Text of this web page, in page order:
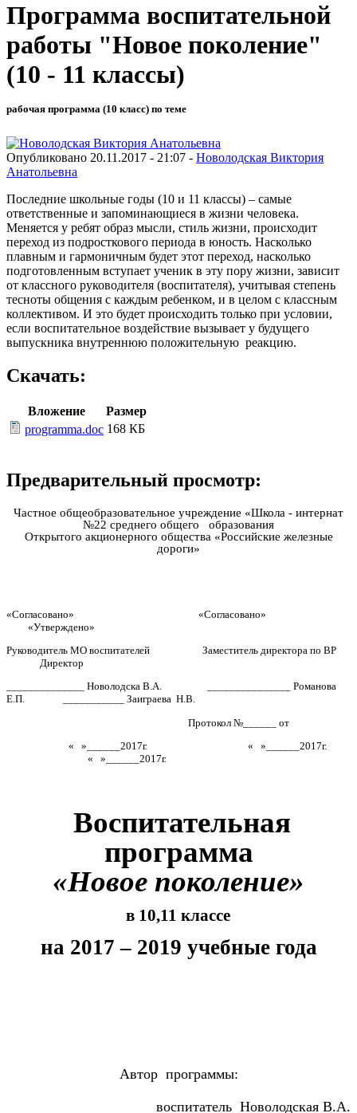
Программа воспитательной
работы "Новое поколение"
(10 - 11 классы)
рабочая программа (10 класс) по теме
Опубликовано 20.11.2017 - 21:07 - Новолодская Виктория
Анатольевна
Последние школьные годы (10 и 11 классы) – самые
ответственные и запоминающиеся в жизни человека.
Меняется у ребят образ мысли, стиль жизни, происходит
переход из подросткового периода в юность. Насколько
плавным и гармоничным будет этот переход, насколько
подготовленным вступает ученик в эту пору жизни, зависит
от классного руководителя (воспитателя), учитывая степень
тесноты общения с каждым ребенком, и в целом с классным
коллективом. И это будет происходить только при условии,
если воспитательное воздействие вызывает у будущего
выпускника внутреннюю положительную реакцию.
Скачать:
Вложение
Размер
programma.doc 168 КБ
Предварительный просмотр:
Частное общеобразовательное учреждение «Школа - интернат
№22 среднего общего образования
Открытого акционерного общества «Российские железные
дороги»
«Согласовано» «Согласовано»
«Утверждено»
Руководитель МО воспитателей Заместитель директора по ВР
Директор
______________ Новолодска В.А. _______________ Романова
Е.П. ___________ Заиграева Н.В.
Протокол №______ от
« »______2017г. « »______2017г.
« »______2017г.
Воспитательная
программа
«Новое поколение»
в 10,11 классе
на 2017 – 2019 учебные года
Автор программы:
воспитатель Новолодская В.А.